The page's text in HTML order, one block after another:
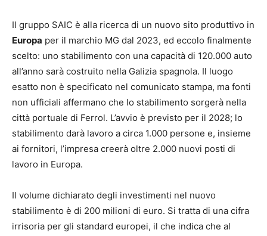
Il gruppo SAIC è alla ricerca di un nuovo sito produttivo in
Europa per il marchio MG dal 2023, ed eccolo finalmente
scelto: uno stabilimento con una capacità di 120.000 auto
all’anno sarà costruito nella Galizia spagnola. Il luogo
esatto non è specificato nel comunicato stampa, ma fonti
non ufficiali affermano che lo stabilimento sorgerà nella
città portuale di Ferrol. L’avvio è previsto per il 2028; lo
stabilimento darà lavoro a circa 1.000 persone e, insieme
ai fornitori, l’impresa creerà oltre 2.000 nuovi posti di
lavoro in Europa.
Il volume dichiarato degli investimenti nel nuovo
stabilimento è di 200 milioni di euro. Si tratta di una cifra
irrisoria per gli standard europei, il che indica che al